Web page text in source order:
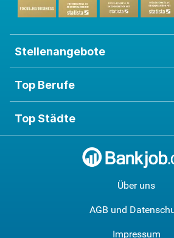
Stellenangebote
Top Berufe
Top Städte
Über uns
AGB und
Impressum